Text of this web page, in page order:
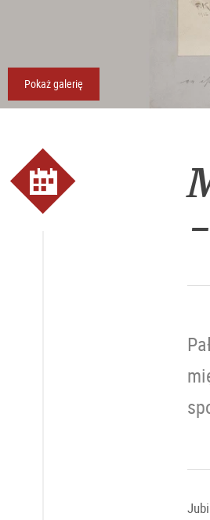
Pokaż galerię